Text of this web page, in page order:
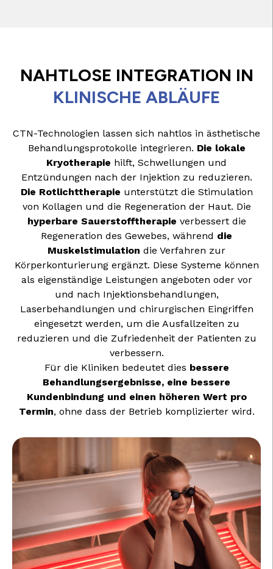
NAHTLOSE INTEGRATION IN
KLINISCHE ABLÄUFE
CTN-Technologien lassen sich nahtlos in ästhetische
Behandlungsprotokolle integrieren. Die lokale
Kryotherapie hilft, Schwellungen und
Entzündungen nach der Injektion zu reduzieren.
Die Rotlichttherapie unterstützt die Stimulation
von Kollagen und die Regeneration der Haut. Die
hyperbare Sauerstofftherapie verbessert die
Regeneration des Gewebes, während die
Muskelstimulation die Verfahren zur
Körperkonturierung ergänzt. Diese Systeme können
als eigenständige Leistungen angeboten oder vor
und nach Injektionsbehandlungen,
Laserbehandlungen und chirurgischen Eingriffen
eingesetzt werden, um die Ausfallzeiten zu
reduzieren und die Zufriedenheit der Patienten zu
verbessern.
Für die Kliniken bedeutet dies bessere
Behandlungsergebnisse, eine bessere
Kundenbindung und einen höheren Wert pro
Termin, ohne dass der Betrieb komplizierter wird.